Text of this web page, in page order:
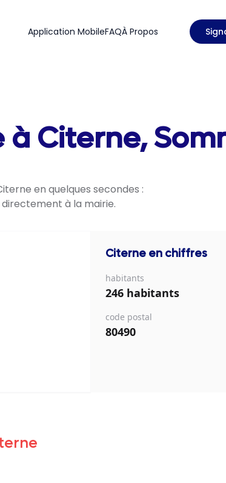
Application MobileFAQÀ Propos
Citerne,
en quelques secondes :
à la mairie.
Citerne en chiffres
habitants
246 habitants
code postal
80490